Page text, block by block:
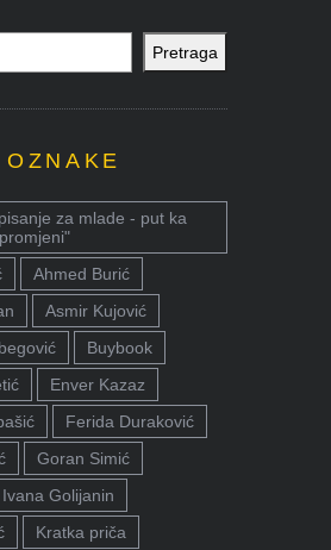
Pretraga
OZNAKE
za mlade - put ka
Ahmed Burić
Asmir Kujović
Buybook
Enver Kazaz
Ferida Duraković
Goran Simić
Ivana Golijanin
Kratka priča